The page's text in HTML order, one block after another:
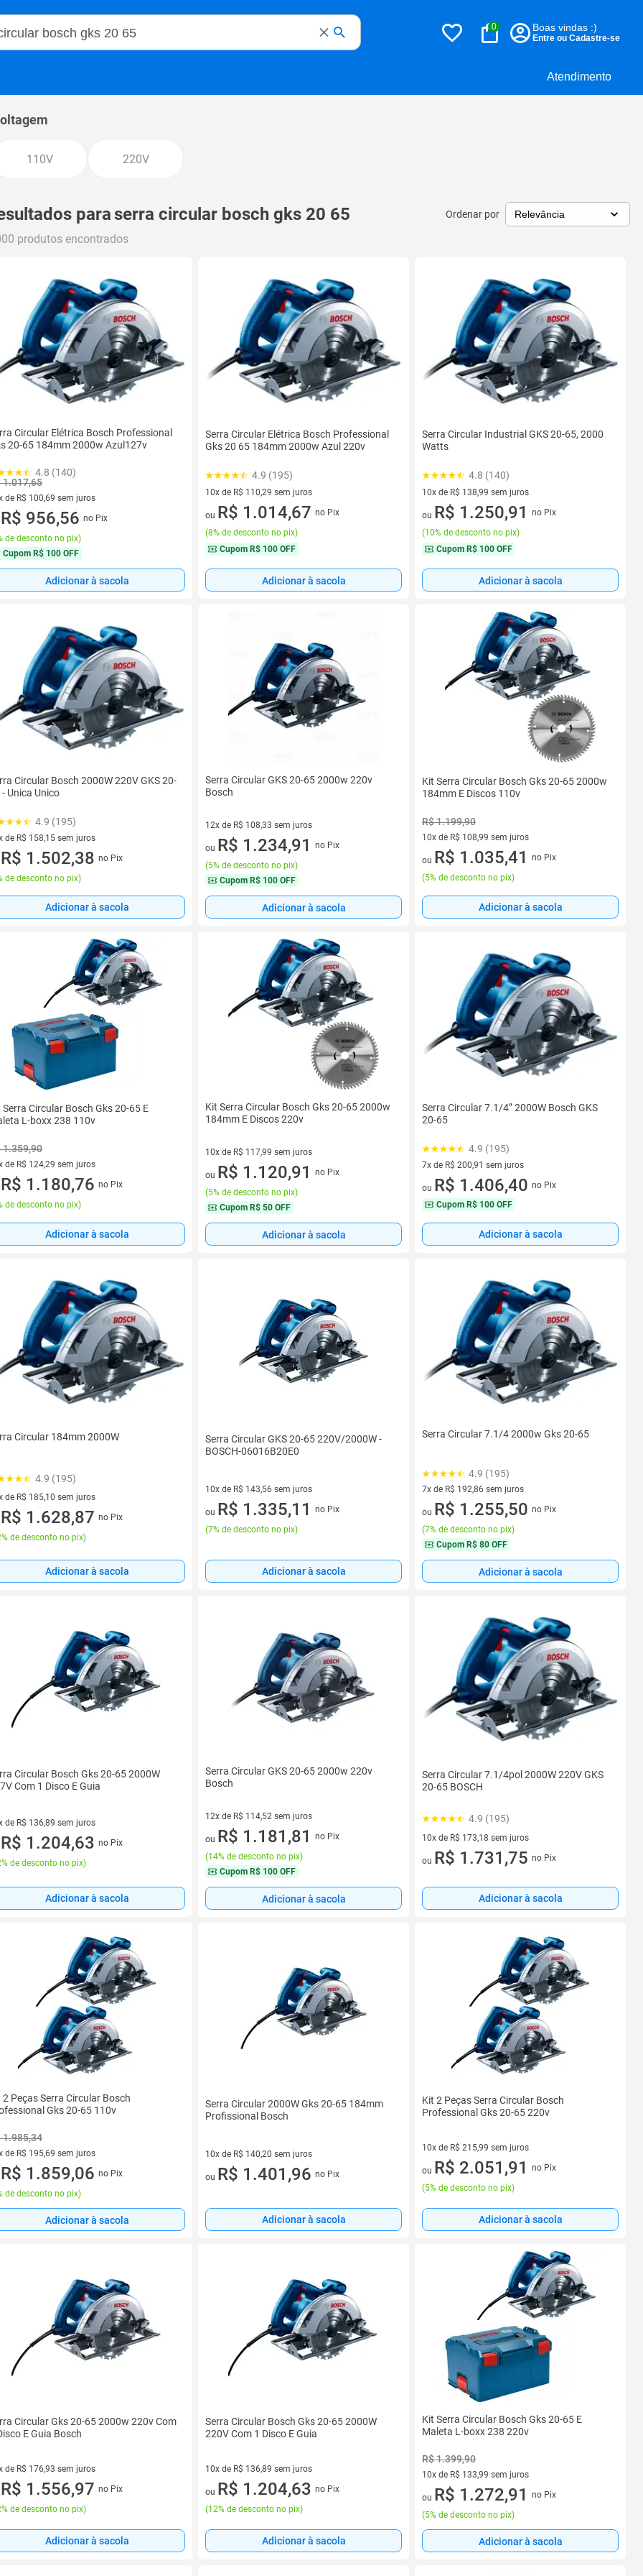
Atendimento
Magalu
0 Boas vindas :)
Entre ou Cadastre-se
110V 220V
paraserra circular bosch gks 20 65 Ordenar por
produtos encontrados
Circular Elétrica Bosch Professional
20-65 184mm 2000w Azul127v
4.8 (140)
1.017,65
de R$ 100,69 sem juros
vez de R$ 100,69 sem juros
R$ 956,56 no Pix
de desconto no pix)
Cupom R$ 100 OFF
Adicionar à sacola
Serra Circular Elétrica Bosch Professional
Gks 20 65 184mm 2000w Azul 220v
4.9 (195)
10x de R$ 110,29 sem juros
10 vez de R$ 110,29 sem juros
ou R$ 1.014,67 no Pix
(8% de desconto no pix)
Cupom R$ 100 OFF
Adicionar à sacola
Serra Circular Industrial GKS 20-65, 2000
Watts
4.8 (140)
10x de R$ 138,99 sem juros
10 vez de R$ 138,99 sem juros
ou R$ 1.250,91
no Pix
(10% de desconto no pix)
Cupom R$ 100 OFF
Adicionar à sacola
Circular Bosch 2000W 220V GKS 20-
- Unica Unico
4.9 (195)
de R$ 158,15 sem juros
vez de R$ 158,15 sem juros
R$ 1.502,38 no Pix
de desconto no pix)
Adicionar à sacola
Serra Circular GKS 20-65 2000w 220v
Bosch
12x de R$ 108,33 sem juros
12 vez de R$ 108,33 sem juros
ou R$ 1.234,91
no Pix
(5% de desconto no pix)
Cupom R$ 100 OFF
Adicionar à sacola
Kit Serra Circular Bosch Gks 20-65 2000w
184mm E Discos 110v
R$ 1.199,90
10x de R$ 108,99 sem juros
10 vez de R$ 108,99 sem juros
ou R$ 1.035,41
no Pix
(5% de desconto no pix)
Adicionar à sacola
Serra Circular Bosch Gks 20-65 E
L-boxx 238 110v
1.359,90
de R$ 124,29 sem juros
vez de R$ 124,29 sem juros
R$ 1.180,76 no Pix
de desconto no pix)
Adicionar à sacola
Kit Serra Circular Bosch Gks 20-65 2000w
184mm E Discos 220v
10x de R$ 117,99 sem juros
10 vez de R$ 117,99 sem juros
ou R$ 1.120,91
no Pix
(5% de desconto no pix)
Cupom R$ 50 OFF
Adicionar à sacola
Serra Circular 7.1/4” 2000W Bosch GKS
20-65
4.9 (195)
7x de R$ 200,91 sem juros
7 vez de R$ 200,91 sem juros
ou R$ 1.406,40 no Pix
Cupom R$ 100 OFF
Adicionar à sacola
Circular 184mm 2000W
4.9 (195)
de R$ 185,10 sem juros
vez de R$ 185,10 sem juros
R$ 1.628,87 no Pix
de desconto no pix)
Adicionar à sacola
Serra Circular GKS 20-65 220V/2000W -
BOSCH-06016B20E0
10x de R$ 143,56 sem juros
10 vez de R$ 143,56 sem juros
ou R$ 1.335,11
no Pix
(7% de desconto no pix)
Adicionar à sacola
Serra Circular 7.1/4 2000w Gks 20-65
4.9 (195)
7x de R$ 192,86 sem juros
7 vez de R$ 192,86 sem juros
ou R$ 1.255,50 no Pix
(7% de desconto no pix)
Cupom R$ 80 OFF
Adicionar à sacola
Circular Bosch Gks 20-65 2000W
Com 1 Disco E Guia
de R$ 136,89 sem juros
vez de R$ 136,89 sem juros
R$ 1.204,63 no Pix
de desconto no pix)
Adicionar à sacola
Serra Circular GKS 20-65 2000w 220v
Bosch
12x de R$ 114,52 sem juros
12 vez de R$ 114,52 sem juros
ou R$ 1.181,81
no Pix
(14% de desconto no pix)
Cupom R$ 100 OFF
Adicionar à sacola
Serra Circular 7.1/4pol 2000W 220V GKS
20-65 BOSCH
4.9 (195)
10x de R$ 173,18 sem juros
10 vez de R$ 173,18 sem juros
ou R$ 1.731,75 no Pix
Adicionar à sacola
2 Peças Serra Circular Bosch
Gks 20-65 110v
1.985,34
de R$ 195,69 sem juros
vez de R$ 195,69 sem juros
R$ 1.859,06 no Pix
de desconto no pix)
Adicionar à sacola
Serra Circular 2000W Gks 20-65 184mm
Profissional Bosch
10x de R$ 140,20 sem juros
10 vez de R$ 140,20 sem juros
ou R$ 1.401,96 no Pix
Adicionar à sacola
Kit 2 Peças Serra Circular Bosch
Professional Gks 20-65 220v
10x de R$ 215,99 sem juros
10 vez de R$ 215,99 sem juros
ou R$ 2.051,91
no Pix
(5% de desconto no pix)
Adicionar à sacola
Circular Gks 20-65 2000w 220v Com
E Guia Bosch
de R$ 176,93 sem juros
vez de R$ 176,93 sem juros
R$ 1.556,97 no Pix
de desconto no pix)
Adicionar à sacola
Serra Circular Bosch Gks 20-65 2000W
220V Com 1 Disco E Guia
10x de R$ 136,89 sem juros
10 vez de R$ 136,89 sem juros
ou R$ 1.204,63 no Pix
(12% de desconto no pix)
Adicionar à sacola
Kit Serra Circular Bosch Gks 20-65 E
Maleta L-boxx 238 220v
R$ 1.399,90
10x de R$ 133,99 sem juros
10 vez de R$ 133,99 sem juros
ou R$ 1.272,91
no Pix
(5% de desconto no pix)
Adicionar à sacola